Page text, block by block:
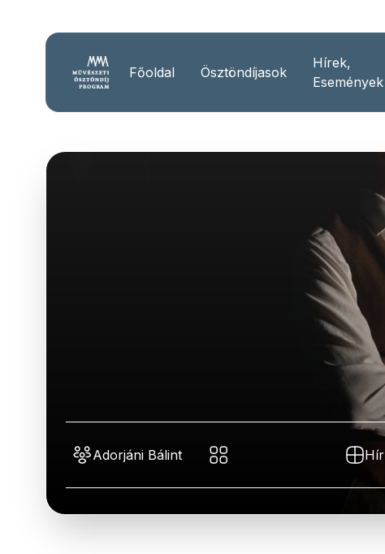
Főoldal Ösztöndíjasok
Hírek,
Események
Adorjáni Bálint Hír